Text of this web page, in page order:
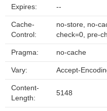
Expires: --
Cache-
Control:
no-store, no-
check=0, pre-
Pragma: no-cache
Vary: Accept-
Content-
Length:
5148